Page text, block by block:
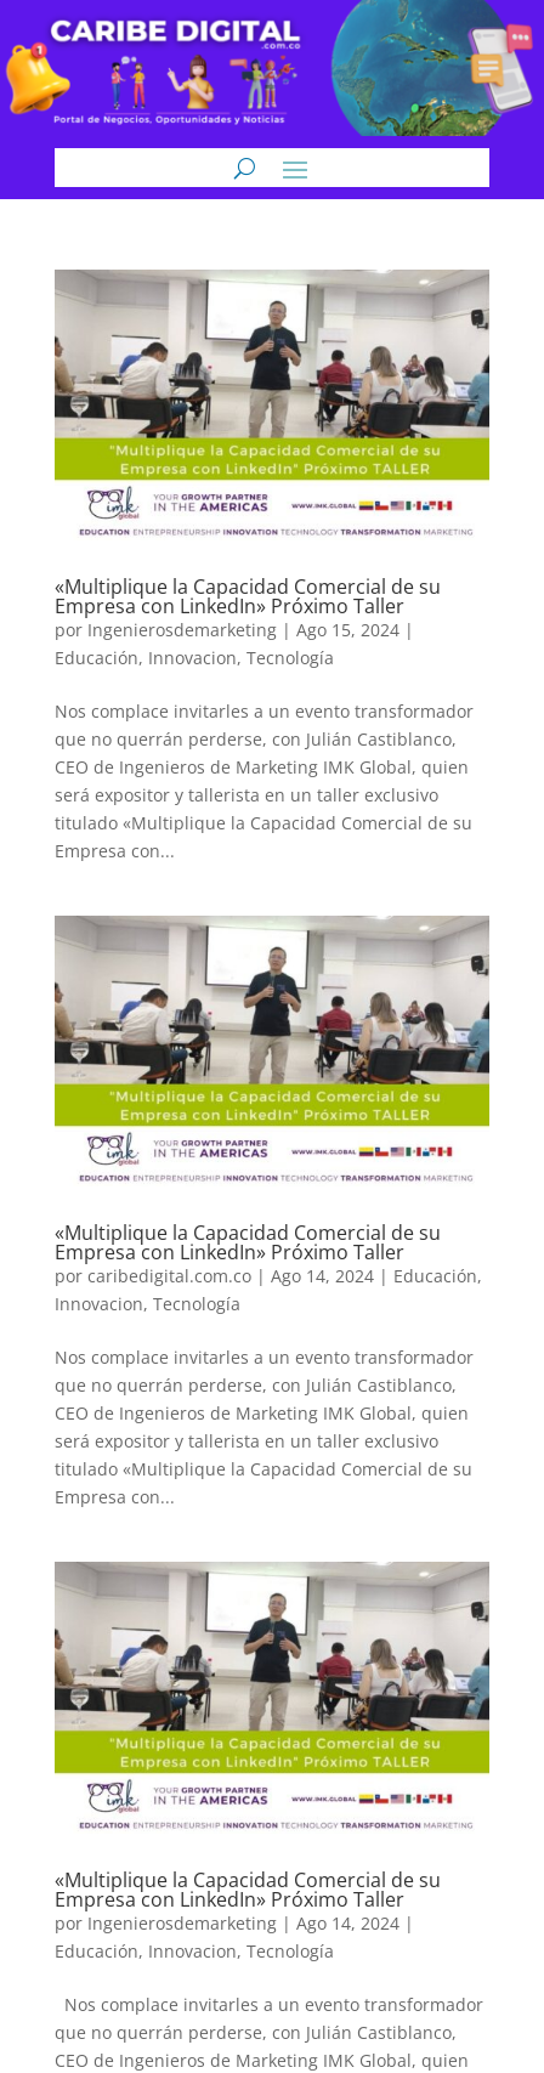
«Multiplique la Capacidad Comercial de su
Empresa con LinkedIn» Próximo Taller
por Ingenierosdemarketing| Ago 15, 2024|
Educación, Innovacion, Tecnología
Nos complace invitarles a un evento transformador
que no querrán perderse, con Julián Castiblanco,
CEO de Ingenieros de Marketing IMK Global, quien
será expositor y tallerista en un taller exclusivo
titulado «Multiplique la Capacidad Comercial de su
Empresa con...
«Multiplique la Capacidad Comercial de su
Empresa con LinkedIn» Próximo Taller
por caribedigital.com.co| Ago 14, 2024| Educación,
Innovacion, Tecnología
Nos complace invitarles a un evento transformador
que no querrán perderse, con Julián Castiblanco,
CEO de Ingenieros de Marketing IMK Global, quien
será expositor y tallerista en un taller exclusivo
titulado «Multiplique la Capacidad Comercial de su
Empresa con...
«Multiplique la Capacidad Comercial de su
Empresa con LinkedIn» Próximo Taller
por Ingenierosdemarketing| Ago 14, 2024|
Educación, Innovacion, Tecnología
Nos complace invitarles a un evento transformador
que no querrán perderse, con Julián Castiblanco,
CEO de Ingenieros de Marketing IMK Global, quien